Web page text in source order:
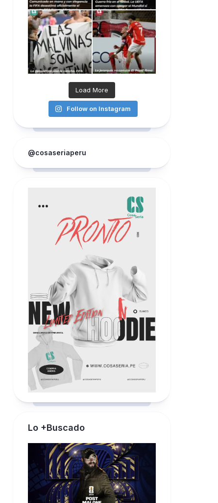
Load More
Follow on Instagram
@cosaseriaperu
Lo +Buscado